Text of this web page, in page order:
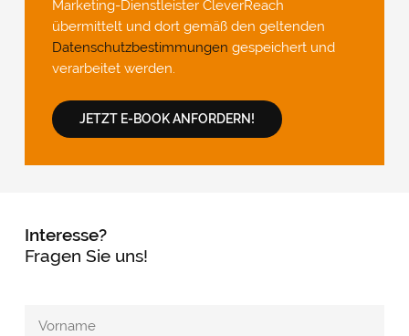
Marketing-Dienstleister CleverReach
übermittelt und dort gemäß den geltenden
Datenschutzbestimmungengespeichert und
verarbeitet werden.
JETZT E-BOOK ANFORDERN!
Interesse?
Fragen Sie uns!